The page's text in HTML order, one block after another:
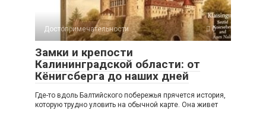
Достопримечательности 0
Замки и крепости
Калининградской области: от
Кёнигсберга до наших дней
Где-то вдоль Балтийского побережья прячется история,
которую трудно уловить на обычной карте. Она живет